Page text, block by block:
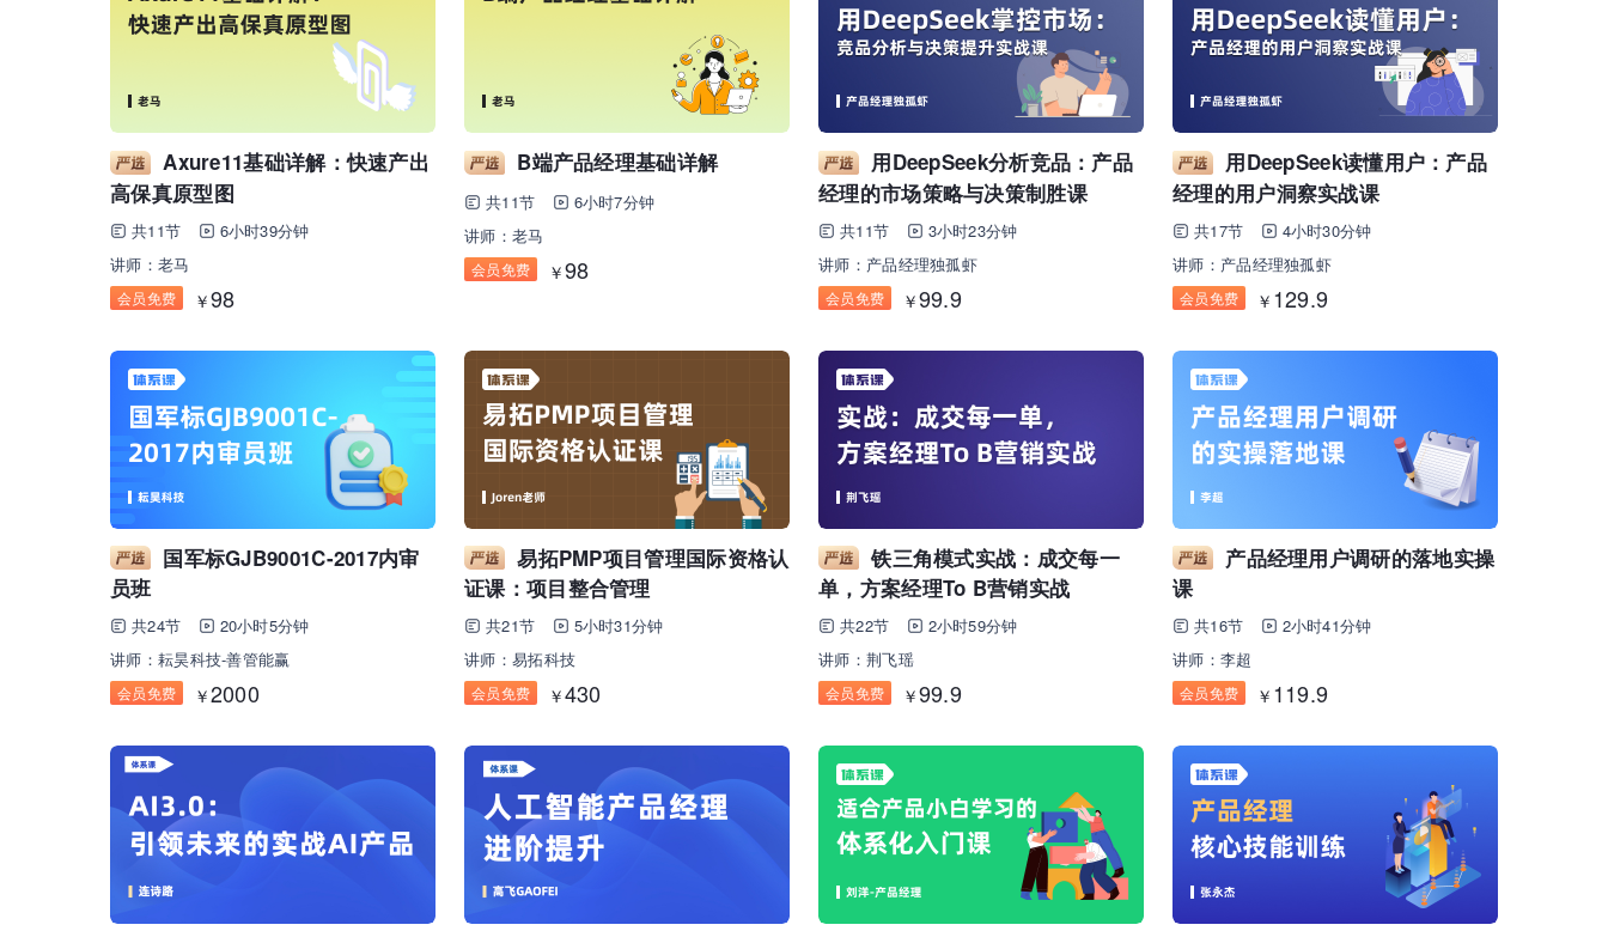
Axure11基础详解：快速产出
高保真原型图
共11节
6小时39分钟
讲师：老马
会员免费 ￥98
B端产品经理基础详解
共11节
6小时7分钟
讲师：老马
会员免费 ￥98
用DeepSeek分析竞品：产品
经理的市场策略与决策制胜课
共11节
3小时23分钟
讲师：产品经理独孤虾
会员免费 ￥99.9
用DeepSeek读懂用户：产品
经理的用户洞察实战课
共17节
4小时30分钟
讲师：产品经理独孤虾
会员免费 ￥ 129.9
国军标GJB9001C-2017内审
员班
共24节
20小时5分钟
讲师：耘昊科技-善管能赢
会员免费 ￥2000
易拓PMP项目管理国际资格认
证课：项目整合管理
共21节
5小时31分钟
讲师：易拓科技
会员免费 ￥430
铁三角模式实战：成交每一
单，方案经理To B营销实战
共22节
2小时59分钟
讲师：荆飞瑶
会员免费 ￥99.9
产品经理用户调研的落地实操
课
共16节
2小时41分钟
讲师：李超
会员免费 ￥ 119.9